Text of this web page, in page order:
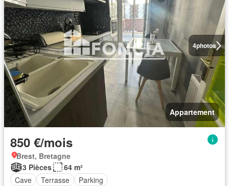
4photos
Appartement
850 €/mois
Brest, Bretagne
3 Pièces
64 m²
Cave
Terrasse Parking